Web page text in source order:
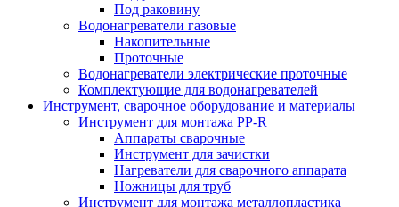
Под раковину
Водонагреватели газовые
Накопительные
Проточные
Водонагреватели электрические проточные
Комплектующие для водонагревателей
Инструмент, сварочное оборудование и материалы
Инструмент для монтажа PP-R
Аппараты сварочные
Инструмент для зачистки
Нагреватели для сварочного аппарата
Ножницы для труб
Инструмент для монтажа металлопластика